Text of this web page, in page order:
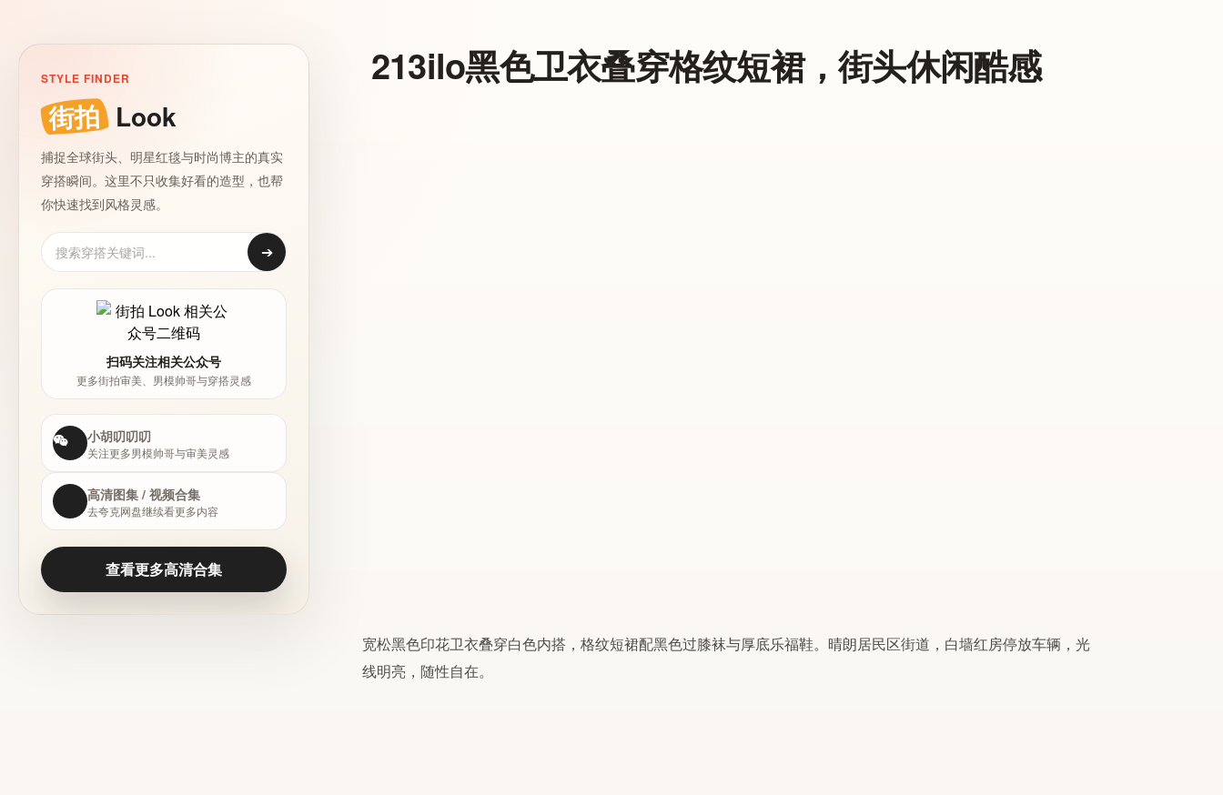
STYLE FINDER
街拍 Look
捕捉全球街头、明星红毯与时尚博主的真实
穿搭瞬间。这里不只收集好看的造型，也帮
你快速找到风格灵感。
➔
扫码关注相关公众号
更多街拍审美、男模帅哥与穿搭灵感
小胡叨叨叨
关注更多男模帅哥与审美灵感
高清图集 / 视频合集
去夸克网盘继续看更多内容
查看更多高清合集
213ilo黑色卫衣叠穿格纹短裙，街头休闲酷感
宽松黑色印花卫衣叠穿白色内搭，格纹短裙配黑色过膝袜与厚底乐福鞋。晴朗居民区街道，白墙红房停放车辆，光
线明亮，随性自在。